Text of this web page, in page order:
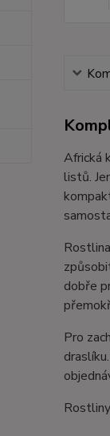
Africká
listů.
dobře
Pro